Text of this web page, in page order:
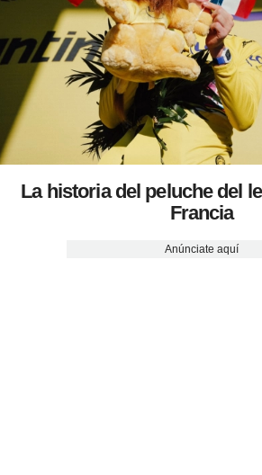
La historia del peluche del
Francia
Anúnciate aquí